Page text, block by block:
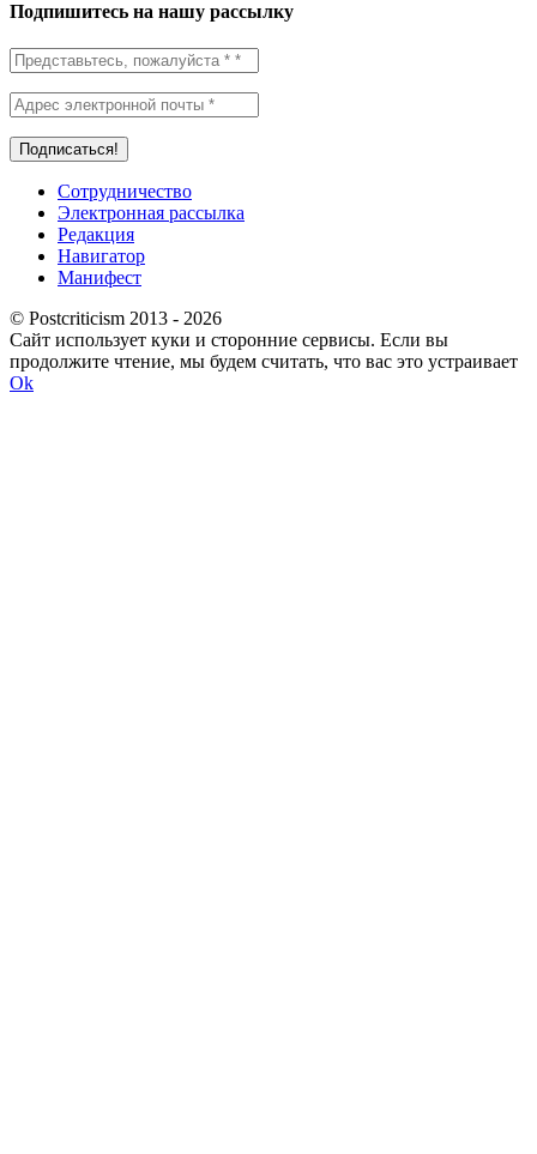
Подпишитесь на нашу рассылку
Сотрудничество
Электронная рассылка
Редакция
Навигатор
Манифест
© Postcriticism 2013 - 2026
Сайт использует куки и сторонние сервисы. Если вы
продолжите чтение, мы будем считать, что вас это устраивает
Ok